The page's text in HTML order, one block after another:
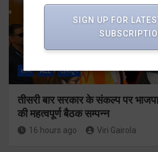
राज्य ALL देहरादून
तीसरी बार सरकार के संकल्प पर
की महत्वपूर्ण बैठक सम्पन्न
16 hours ago Viri Gairola
SIGN UP FOR